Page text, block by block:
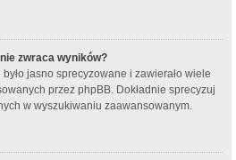
zwraca wyników?
jasno sprecyzowane i zawierało wiele
przez phpBB. Dokładnie sprecyzuj
w wyszukiwaniu zaawansowanym.